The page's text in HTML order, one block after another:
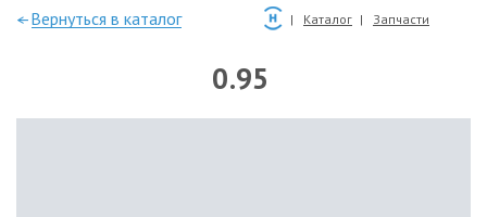
—Вернуться в каталог Каталог Запчасти
0.95